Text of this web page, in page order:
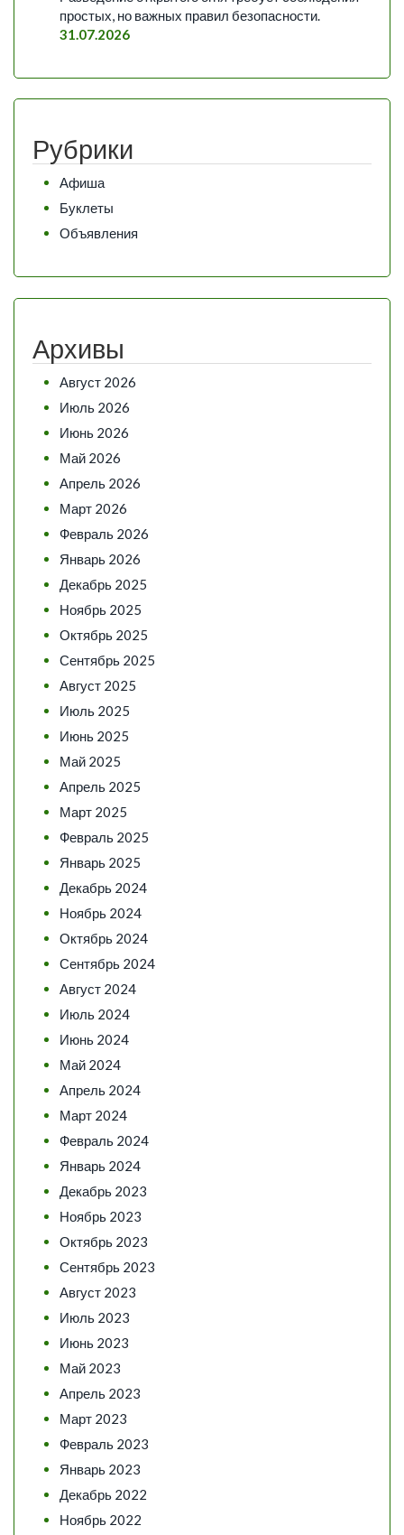
простых, но важных правил безопасности.
31.07.2026
Рубрики
Афиша
Буклеты
Объявления
Архивы
Август 2026
Июль 2026
Июнь 2026
Май 2026
Апрель 2026
Март 2026
Февраль 2026
Январь 2026
Декабрь 2025
Ноябрь 2025
Октябрь 2025
Сентябрь 2025
Август 2025
Июль 2025
Июнь 2025
Май 2025
Апрель 2025
Март 2025
Февраль 2025
Январь 2025
Декабрь 2024
Ноябрь 2024
Октябрь 2024
Сентябрь 2024
Август 2024
Июль 2024
Июнь 2024
Май 2024
Апрель 2024
Март 2024
Февраль 2024
Январь 2024
Декабрь 2023
Ноябрь 2023
Октябрь 2023
Сентябрь 2023
Август 2023
Июль 2023
Июнь 2023
Май 2023
Апрель 2023
Март 2023
Февраль 2023
Январь 2023
Декабрь 2022
Ноябрь 2022